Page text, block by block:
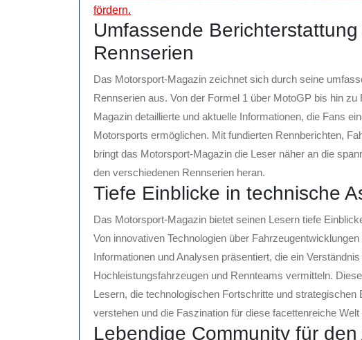
fördern.
Umfassende
Rennserien
Das Motorsport-Magazin zeichnet sich durch seine
Rennserien aus. Von der Formel 1 über MotoGP bis hin
Magazin detaillierte und aktuelle Informationen, die Fans
Motorsports ermöglichen. Mit fundierten Rennberichten,
bringt das Motorsport-Magazin die Leser näher an die
den verschiedenen Rennserien heran.
Tiefe Einblicke in technische
Das Motorsport-Magazin bietet seinen Lesern tiefe
Von innovativen Technologien über
Informationen und Analysen präsentiert, die ein
Hochleistungsfahrzeugen und Rennteams vermitteln.
Lesern, die technologischen Fortschritte und
verstehen und die Faszination für diese facettenreiche Welt
Lebendige Community für